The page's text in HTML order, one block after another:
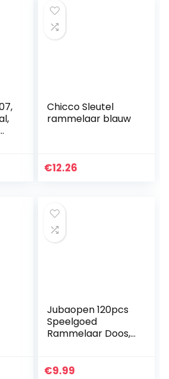
Chicco Sleutel
rammelaar blauw
€12.26
Jubaopen 120pcs
Speelgoed
Rammelaar Doos,
Reparatie Huisdier
€9.99